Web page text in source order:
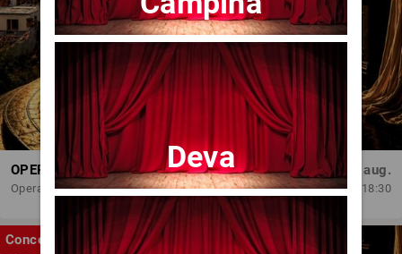
OPERA BRAȘOV ESTIVAL – ARMONII DE VARĂ - CVINTETUL VOCAL ANATOLY - CONCERT
Opera Brasov
Dum, 30 aug.
18:30
Concert
Deva